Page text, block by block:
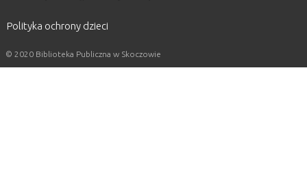
Polityka ochrony dzieci
© 2020 Biblioteka Publiczna w Skoczowie